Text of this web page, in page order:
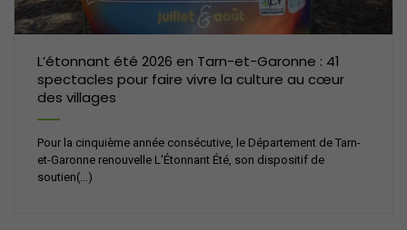
L’étonnant été 2026 en Tarn-et-Garonne : 41
spectacles pour faire vivre la culture au cœur
des villages
Pour la cinquième année consécutive, le Département de Tarn-
et-Garonne renouvelle L'Étonnant Été, son dispositif de
soutien(...)